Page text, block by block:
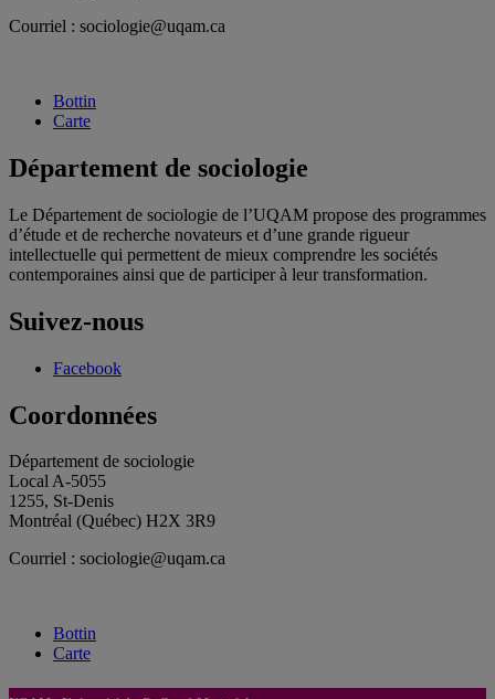
Courriel : sociologie@uqam.ca
Bottin
Carte
Département de sociologie
Le Département de sociologie de l’UQAM propose des programmes
d’étude et de recherche novateurs et d’une grande rigueur
intellectuelle qui permettent de mieux comprendre les sociétés
contemporaines ainsi que de participer à leur transformation.
Suivez-nous
Facebook
Coordonnées
Département de sociologie
Local A-5055
1255, St-Denis
Montréal (Québec) H2X 3R9
Courriel : sociologie@uqam.ca
Bottin
Carte